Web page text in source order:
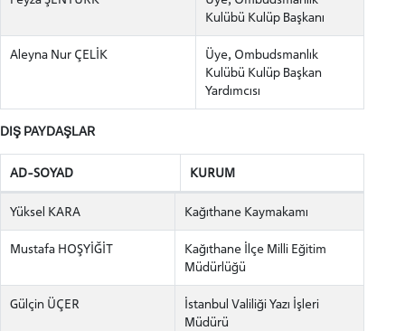
INTERNATIONAL
LİSANSÜSTÜ EĞİTİM ENSTİTÜSÜ
ADAYLARI
ÖNLİSANS ve
Kulübü Kulüp Başkanı
Aleyna Nur ÇELİK
Üye, Ombudsmanlık
Kulübü Kulüp Başkan
Yardımcısı
DIŞ PAYDAŞLAR
AD-SOYAD KURUM
Yüksel KARA Kağıthane Kaymakamı
Mustafa HOŞYİĞİT
Kağıthane İlçe Milli Eğitim
Müdürlüğü
Gülçin ÜÇER
İstanbul Valiliği Yazı İşleri
Müdürü